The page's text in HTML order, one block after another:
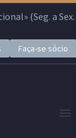
(Seg. a Sex.
Faça-se sócio